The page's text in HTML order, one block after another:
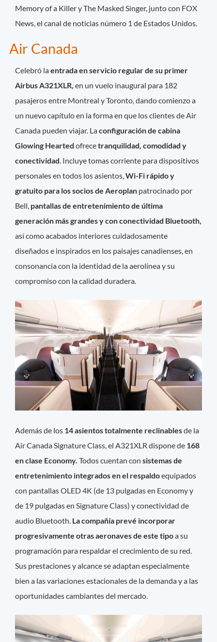
Memory of a Killer y The Masked Singer, junto con FOX
News, el canal de noticias número 1 de Estados Unidos.
Air Canada
Celebró laentrada en servicio regular de su primer
Airbus A321XLR, en un vuelo inaugural para 182
pasajeros entre Montreal y Toronto, dando comienzo a
un nuevo capítulo en la forma en que los clientes de Air
Canada pueden viajar. Laconfiguración de cabina
Glowing Hearted ofrecetranquilidad, comodidad y
conectividad. Incluye tomas corriente para dispositivos
personales en todos los asientos,Wi-Fi rápido y
gratuito para los socios de Aeroplan patrocinado por
Bell, pantallas de entretenimiento de última
generación más grandes y con conectividad Bluetooth,
así como acabados interiores cuidadosamente
diseñados e inspirados en los paisajes canadienses, en
consonancia con la identidad de la aerolínea y su
compromiso con la calidad duradera.
Además de los 14 asientos totalmente reclinablesde la
Air Canada Signature Class, el A321XLR dispone de 168
en clase Economy. Todos cuentan consistemas de
entretenimiento integrados en el respaldoequipados
con pantallas OLED 4K (de 13 pulgadas en Economy y
de 19 pulgadas en Signature Class) y conectividad de
audio Bluetooth. La compañía prevé incorporar
progresivamente otras aeronaves de este tipoa su
programación para respaldar el crecimiento de su red.
Sus prestaciones y alcance se adaptan especialmente
bien a las variaciones estacionales de la demanda y a las
oportunidades cambiantes del mercado.